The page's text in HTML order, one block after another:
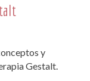
y
Gestalt.